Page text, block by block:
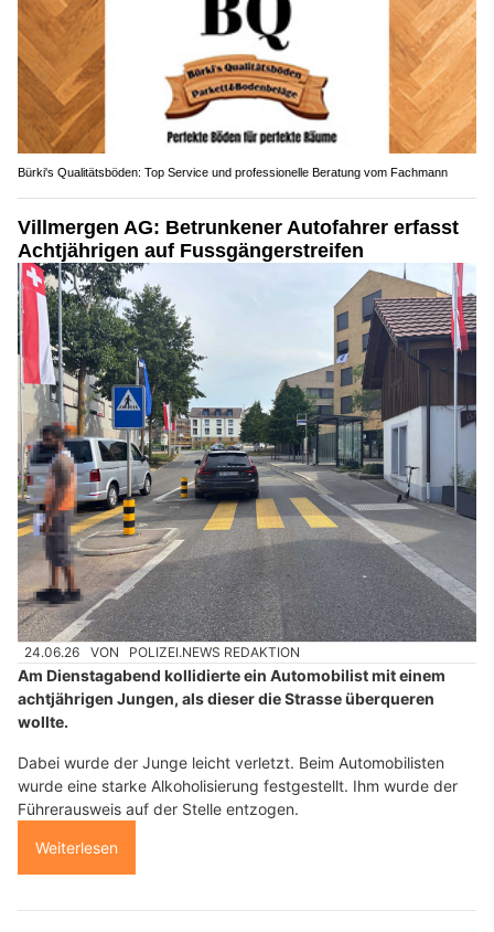
Bürki's Qualitätsböden: Top Service und professionelle Beratung vom Fachmann
Villmergen AG: Betrunkener Autofahrer erfasst
Achtjährigen auf Fussgängerstreifen
24.06.26 VON POLIZEI.NEWS REDAKTION
Am Dienstagabend kollidierte ein Automobilist mit einem
achtjährigen Jungen, als dieser die Strasse überqueren
wollte.
Dabei wurde der Junge leicht verletzt. Beim Automobilisten
wurde eine starke Alkoholisierung festgestellt. Ihm wurde der
Führerausweis auf der Stelle entzogen.
Weiterlesen